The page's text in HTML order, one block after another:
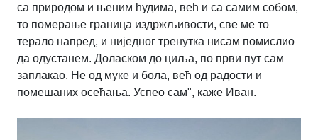
са природом и њеним ћудима, већ и са самим собом,
то померање граница издржљивости, све ме то
терало напред, и ниједног тренутка нисам помислио
да одустанем. Доласком до циља, по први пут сам
заплакао. Не од муке и бола, већ од радости и
помешаних осећања. Успео сам", каже Иван.